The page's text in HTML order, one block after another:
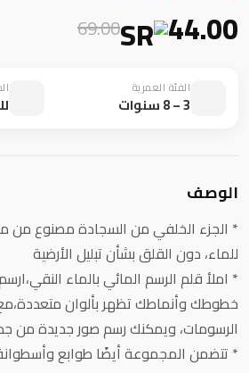
44.00
69.00
الفئة العمرية
3 – 8 سنوات
الوصف
* الجزء الخلفي من السجادة مصنوع من
للماء، دون القلق بشأن تبليل الأرضية
* املأ قلم الرسم المائي بالماء
خطوطك وأنماطك تظهر بألوان
الرسومات، ويمكنك رسم صور جديدة من
* تتضمن المجموعة أيضًا طوابع